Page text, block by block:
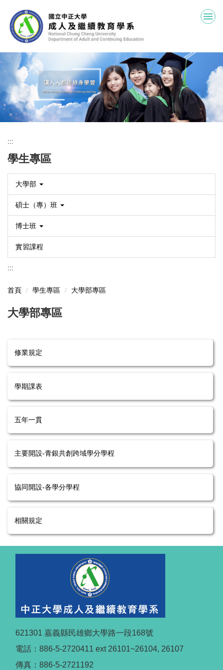
到
主
區
:::
學生專區
大學部
碩士（專）班
博士班
實習課程
:::
首頁 學生專區 大學部專區
大學部專區
修業規定
學期課表
五年一貫
主要開設-青銀共創跨域學分學程
協同開設-各學分學程
相關規定
621301 嘉義縣民雄鄉大學路一段168號
電話：886-5-2720411 ext 26101~26104, 26107
傳真：886-5-2721192